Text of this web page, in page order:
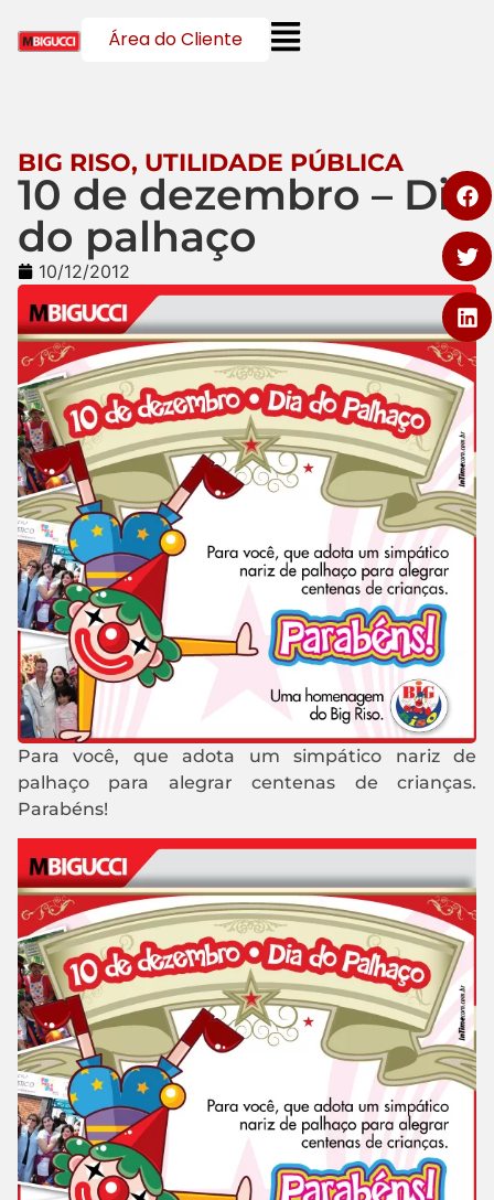
Área do Cliente
BIG RISO, UTILIDADE PÚBLICA
10 de dezembro – Dia
do palhaço
10/12/2012
Para você, que adota um simpático nariz de
palhaço para alegrar centenas de crianças.
Parabéns!